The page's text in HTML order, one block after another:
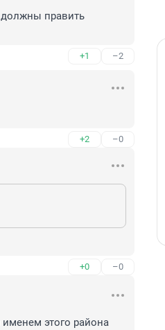
править
+1 –2
+2 –0
+0 –0
именем этого района